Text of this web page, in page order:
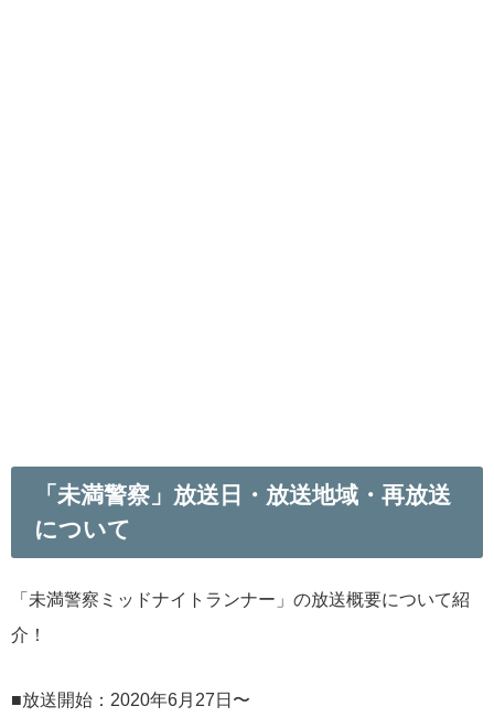
「未満警察」放送日・放送地域・再放送
について
「未満警察ミッドナイトランナー」の放送概要について紹
介！
■放送開始：2020年6月27日〜